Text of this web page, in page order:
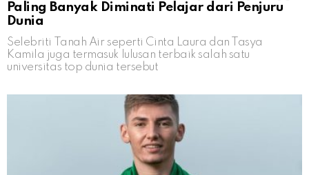
Paling Banyak Diminati Pelajar dari Penjuru
Dunia
Selebriti Tanah Air seperti Cinta Laura dan Tasya
Kamila juga termasuk lulusan terbaik salah satu
universitas top dunia tersebut